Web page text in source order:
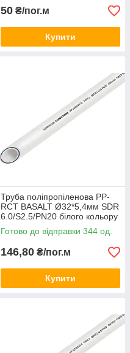
50 ₴/пог.м
Купити
Труба поліпропіленова PP-
RCT BASALT Ø32*5,4мм SDR
6.0/S2.5/PN20 білого кольору
(кратно 2м.п.) Asco®
Готово до відправки 344 од.
146,80 ₴/пог.м
Купити